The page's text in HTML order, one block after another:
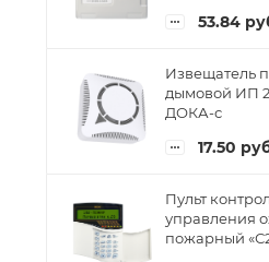
53.84
Извещатель
дымовой ИП
ДОКА-с
17.50
Пульт
управления
пожарный